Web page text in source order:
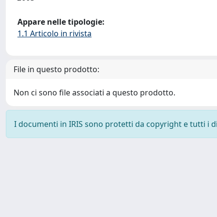
Appare nelle tipologie:
1.1 Articolo in rivista
File in questo prodotto:
Non ci sono file associati a questo prodotto.
I documenti in IRIS sono protetti da copyright e tutti i